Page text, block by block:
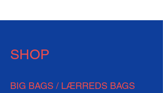
SHOP
BIG BAGS / LÆRREDS BAGS